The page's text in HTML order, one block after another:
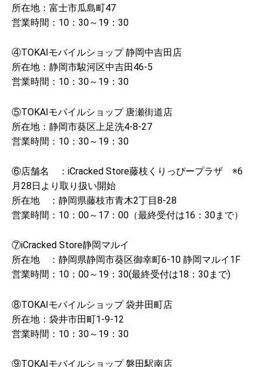
所在地：富士市瓜島町47
営業時間：10：30～19：30
④TOKAIモバイルショップ 静岡中吉田店
所在地：静岡市駿河区中吉田46-5
営業時間：10：30～19：30
⑤TOKAIモバイルショップ 唐瀬街道店
所在地：静岡市葵区上足洗4-8-27
営業時間：10：30～19：30
⑥店舗名 ：iCracked Store藤枝くりっぴープラザ ※6
月28日より取り扱い開始
所在地 ：静岡県藤枝市青木2丁目8-28
営業時間：10：00～17：00（最終受付は16：30まで）
⑦iCracked Store静岡マルイ
所在地 ：静岡県静岡市葵区御幸町6-10 静岡マルイ1F
営業時間：10：00～19：30(最終受付は18：30まで)
⑧TOKAIモバイルショップ 袋井田町店
所在地：袋井市田町1-9-12
営業時間：10：30～19：30
⑨TOKAIモバイルショップ 磐田駅南店